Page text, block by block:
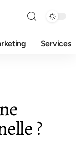
Services
?